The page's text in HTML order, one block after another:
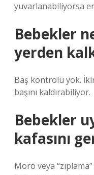
yuvarlanabiliyorsa
Bebekler
yerden
Baş kontrolü yok.
başını kaldırabiliyor.
Bebekler
kafasını
Moro veya